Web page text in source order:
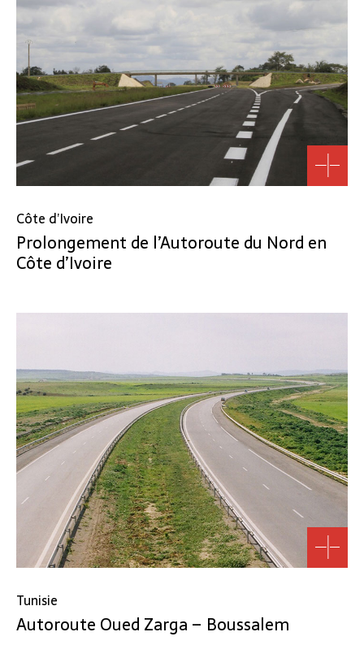
Côte d’Ivoire
Prolongement de l’Autoroute du Nord en
Côte d’Ivoire
Tunisie
Autoroute Oued Zarga – Boussalem